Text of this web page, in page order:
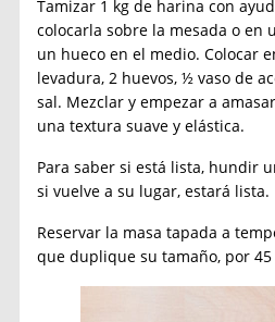
Tamizar 1 kg de harina con
colocarla sobre la mesada o en
un hueco en el medio. Colocar
levadura, 2 huevos, ½ vaso de
sal. Mezclar y empezar a
una textura suave y elástica.
Para saber si está lista, hundir
si vuelve a su lugar, estará lista.
Reservar la masa tapada a
que duplique su tamaño, por